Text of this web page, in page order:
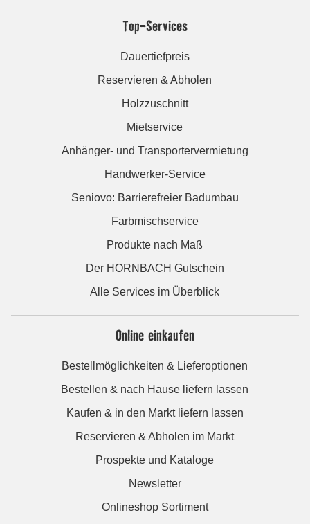
Top-Services
Dauertiefpreis
Reservieren & Abholen
Holzzuschnitt
Mietservice
Anhänger- und Transportervermietung
Handwerker-Service
Seniovo: Barrierefreier Badumbau
Farbmischservice
Produkte nach Maß
Der HORNBACH Gutschein
Alle Services im Überblick
Online einkaufen
Bestellmöglichkeiten & Lieferoptionen
Bestellen & nach Hause liefern lassen
Kaufen & in den Markt liefern lassen
Reservieren & Abholen im Markt
Prospekte und Kataloge
Newsletter
Onlineshop Sortiment